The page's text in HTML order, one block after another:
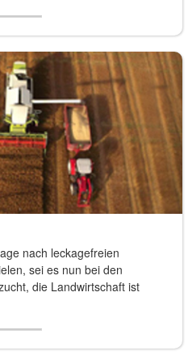
nach leckagefreien
sei es nun bei den
die Landwirtschaft ist